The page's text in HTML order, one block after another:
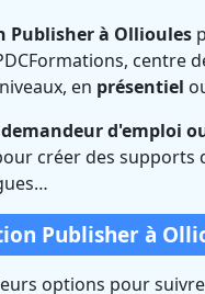
Certifié Qualiopi et
Publisher à Ollioules
centre
en présentiel
d'emploi
créer des supports
Publisher à
options pour